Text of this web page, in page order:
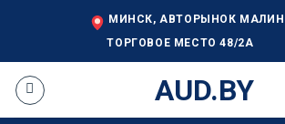
МИНСК, АВТОРЫНОК
ТОРГОВОЕ МЕСТО 48/2А
AUD.BY